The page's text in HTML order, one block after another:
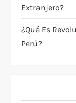
Extranjero?
¿Qué Es
Perú?